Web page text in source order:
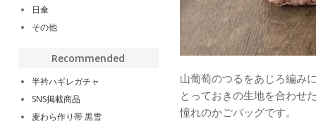
山葡萄のつるをあじろ編み
とっておきの生地を合わせ
憧れのかごバッグです。
日傘
その他
Recommended
半衿ハギレガチャ
SNS掲載商品
麦わら作り帯 黒雪